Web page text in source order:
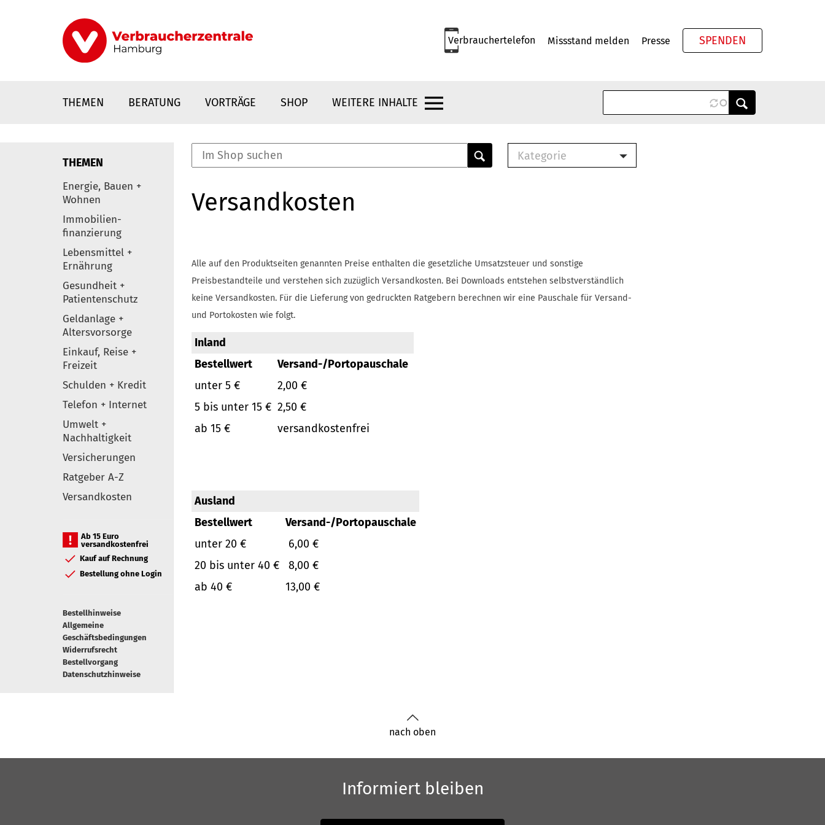
Verbrauchertelefon Missstand melden Presse SPENDEN
THEMEN BERATUNG VORTRÄGE SHOP WEITERE INHALTE
Elemente
THEMEN
Energie, Bauen +
Wohnen
Immobilien-
finanzierung
Lebensmittel +
Ernährung
Gesundheit +
Patientenschutz
Geldanlage +
Altersvorsorge
Einkauf, Reise +
Freizeit
Schulden + Kredit
Telefon + Internet
Umwelt +
Nachhaltigkeit
Versicherungen
Ratgeber A-Z
Versandkosten
Ab 15 Euro
versandkostenfrei
Kauf auf Rechnung
Bestellung ohne Login
Bestellhinweise
Allgemeine
Geschäftsbedingungen
Widerrufsrecht
Bestellvorgang
Datenschutzhinweise
Kategorie
Buch
Versandkosten
Alle auf den Produktseiten genannten Preise enthalten die gesetzliche Umsatzsteuer und sonstige
Preisbestandteile und verstehen sich zuzüglich Versandkosten. Bei Downloads entstehen selbstverständlich
keine Versandkosten. Für die Lieferung von gedruckten Ratgebern berechnen wir eine Pauschale für Versand-
und Portokosten wie folgt.
Inland
Bestellwert
Versand-/Portopauschale
unter 5 €
2,00 €
5 bis unter 15 € 2,50 €
ab 15 €
versandkostenfrei
Ausland
Bestellwert
Versand-/Portopauschale
unter 20 €
6,00 €
20 bis unter 40 €
8,00 €
ab 40 €
13,00 €
nach oben
Informiert bleiben